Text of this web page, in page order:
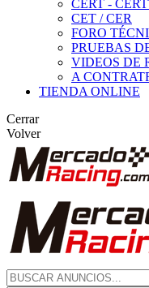
CERT -
CET / CER
FORO
PRUEBAS
VIDEOS DE
A
TIENDA ONLINE
Cerrar
Volver